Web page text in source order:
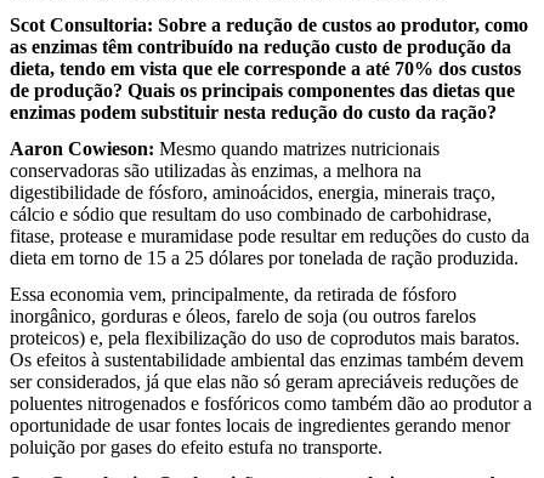
Scot Consultoria: Sobre a redução de custos ao produtor, como
as enzimas têm contribuído na redução custo de produção da
dieta, tendo em vista que ele corresponde a até 70% dos custos
de produção? Quais os principais componentes das dietas que
enzimas podem substituir nesta redução do custo da ração?
Aaron Cowieson: Mesmo quando matrizes nutricionais
conservadoras são utilizadas às enzimas, a melhora na
digestibilidade de fósforo, aminoácidos, energia, minerais traço,
cálcio e sódio que resultam do uso combinado de carbohidrase,
fitase, protease e muramidase pode resultar em reduções do custo da
dieta em torno de 15 a 25 dólares por tonelada de ração produzida.
Essa economia vem, principalmente, da retirada de fósforo
inorgânico, gorduras e óleos, farelo de soja (ou outros farelos
proteicos) e, pela flexibilização do uso de coprodutos mais baratos.
Os efeitos à sustentabilidade ambiental das enzimas também devem
ser considerados, já que elas não só geram apreciáveis reduções de
poluentes nitrogenados e fosfóricos como também dão ao produtor a
oportunidade de usar fontes locais de ingredientes gerando menor
poluição por gases do efeito estufa no transporte.